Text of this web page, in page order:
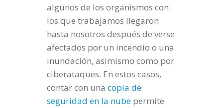
algunos de los organismos con
los que trabajamos llegaron
hasta nosotros después de verse
afectados por un incendio o una
inundación, asimismo como por
ciberataques. En estos casos,
contar con una copia de
seguridad en la nube permite